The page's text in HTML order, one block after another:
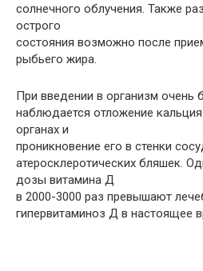
солнечного облучения. Также
острого
состояния возможно после
рыбьего жира.
При введении в организм очень
наблюдается отложение
органах и
проникновение его в стенки
атеросклеротических бляшек.
дозы витамина Д
в 2000-3000 раз превышают
гипервитаминоз Д в настоящее